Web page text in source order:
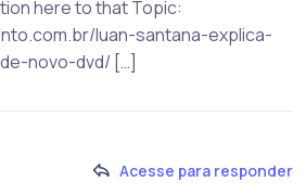
here to that Topic:
luan-santana-explica-
novo-dvd/ […]
Acesse para responder